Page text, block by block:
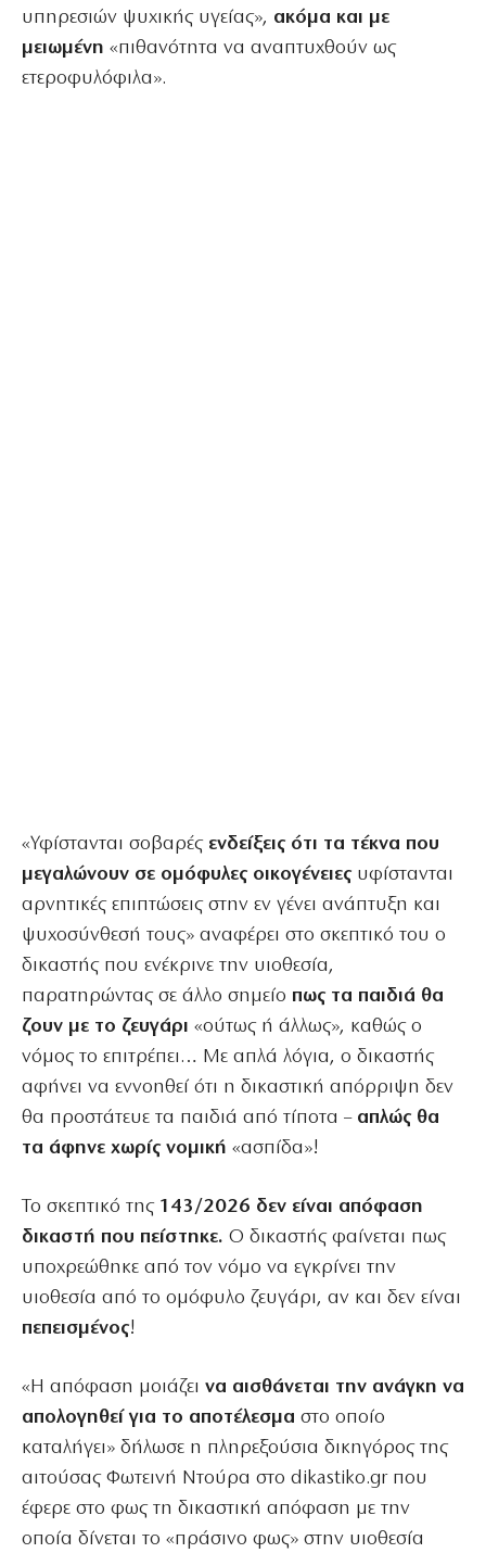
υπηρεσιών ψυχικής υγείας», ακόμα και με
μειωμένη «πιθανότητα να αναπτυχθούν ως
ετεροφυλόφιλα».
«Υφίστανται σοβαρέςενδείξεις ότι τα τέκνα που
μεγαλώνουν σε ομόφυλες οικογένειες υφίστανται
αρνητικές επιπτώσεις στην εν γένει ανάπτυξη και
ψυχοσύνθεσή τους» αναφέρει στο σκεπτικό του ο
δικαστής που ενέκρινε την υιοθεσία,
παρατηρώντας σε άλλο σημείο πως τα παιδιά θα
ζουν με το ζευγάρι «ούτως ή άλλως», καθώς ο
νόμος το επιτρέπει… Με απλά λόγια, ο δικαστής
αφήνει να εννοηθεί ότι η δικαστική απόρριψη δεν
θα προστάτευε τα παιδιά από τίποτα – απλώς θα
τα άφηνε χωρίς νομική «ασπίδα»!
Το σκεπτικό της143/2026 δεν είναι απόφαση
δικαστή που πείστηκε. Ο δικαστής φαίνεται πως
υποχρεώθηκε από τον νόμο να εγκρίνει την
υιοθεσία από το ομόφυλο ζευγάρι, αν και δεν είναι
πεπεισμένος!
«Η απόφαση μοιάζει να αισθάνεται την ανάγκη να
απολογηθεί για το αποτέλεσμα στο οποίο
καταλήγει» δήλωσε η πληρεξούσια δικηγόρος της
αιτούσας Φωτεινή Ντούρα στο dikastiko.gr που
έφερε στο φως τη δικαστική απόφαση με την
οποία δίνεται το «πράσινο φως» στην υιοθεσία